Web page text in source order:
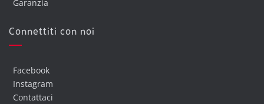
Garanzia
Connettiti con noi
Facebook
Instagram
Contattaci